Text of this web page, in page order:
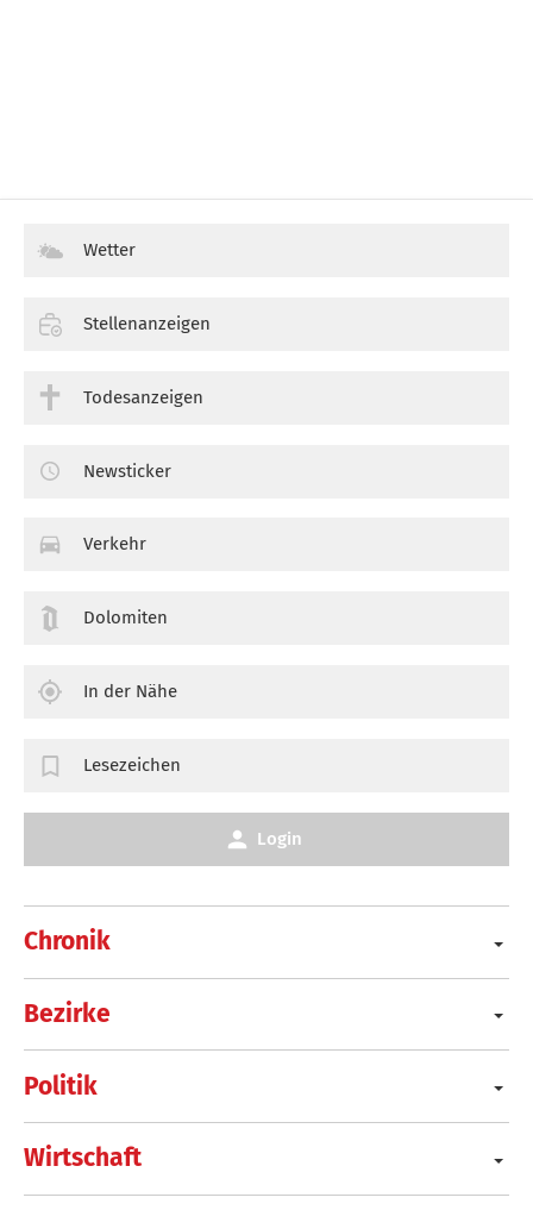
Chronik
Bezirke
Politik
Wirtschaft
Wetter
Stellenanzeigen
Todesanzeigen
Newsticker
Verkehr
Dolomiten
In der Nähe
Lesezeichen
Login